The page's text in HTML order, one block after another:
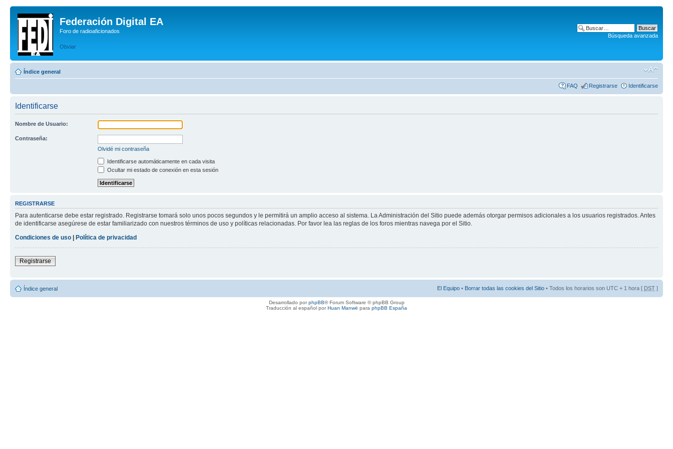
Federación Digital EA
Foro de radioaficionados
Obviar
Búsqueda avanzada
Índice general
FAQ Registrarse Identificarse
Identificarse
Nombre de Usuario:
Contraseña:
Olvidé mi contraseña
Identificarse automáticamente en cada visita
Ocultar mi estado de conexión en esta sesión
REGISTRARSE
Para autenticarse debe estar registrado. Registrarse tomará solo unos pocos segundos y le permitirá un amplio acceso al sistema. La Administración del Sitio puede además otorgar permisos adicionales a los usuarios registrados. Antes
de identificarse asegúrese de estar familiarizado con nuestros términos de uso y políticas relacionadas. Por favor lea las reglas de los foros mientras navega por el Sitio.
Condiciones de uso | Política de privacidad
Registrarse
Índice general El Equipo • Borrar todas las cookies del Sitio • Todos los horarios son UTC + 1 hora [ DST ]
Desarrollado porphpBB® Forum Software © phpBB Group
Traducción al español porHuan Manwë para phpBB España